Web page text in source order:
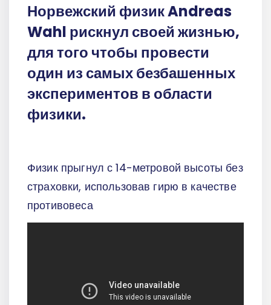
Норвежский физик Andreas
Wahl рискнул своей жизнью,
для того чтобы провести
один из самых безбашенных
экспериментов в области
физики.
Физик прыгнул с 14-метровой высоты без
страховки, использовав гирю в качестве
противовеса